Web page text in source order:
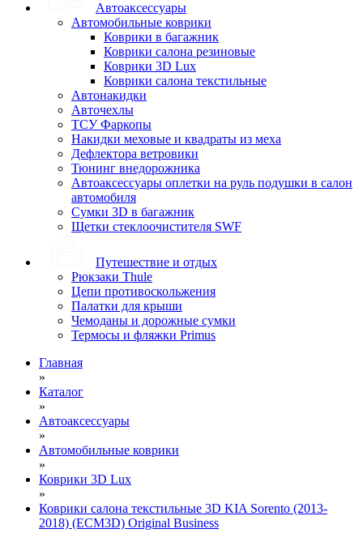
Автоаксессуары
Автомобильные коврики
Коврики в багажник
Коврики салона резиновые
Коврики 3D Lux
Коврики салона текстильные
Автонакидки
Авточехлы
ТСУ Фаркопы
Накидки меховые и квадраты из меха
Дефлектора ветровики
Тюнинг внедорожника
Автоаксессуары оплетки на руль подушки в салон
автомобиля
Сумки 3D в багажник
Щетки стеклоочистителя SWF
Путешествие и отдых
Рюкзаки Thule
Цепи противоскольжения
Палатки для крыши
Чемоданы и дорожные сумки
Термосы и фляжки Primus
Главная
»
Каталог
»
Автоаксессуары
»
Автомобильные коврики
»
Коврики 3D Lux
»
Коврики салона текстильные 3D KIA Sorento (2013-
2018) (ECM3D) Original Business